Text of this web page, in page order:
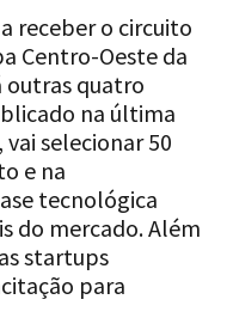
receber o circuito
Centro-Oeste da
outras quatro
na última
selecionar 50
e na
tecnológica
do mercado. Além
startups
para